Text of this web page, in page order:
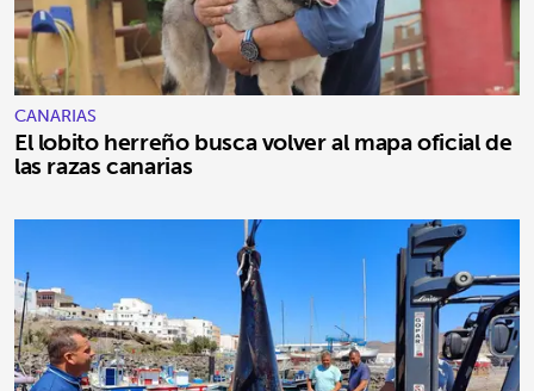
CANARIAS
El lobito herreño busca volver al mapa oficial de
las razas canarias